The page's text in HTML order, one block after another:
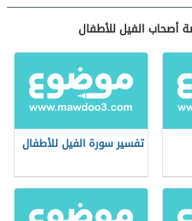
أصحاب الفيل للأطفال
تفسير سورة الفيل للأطفال